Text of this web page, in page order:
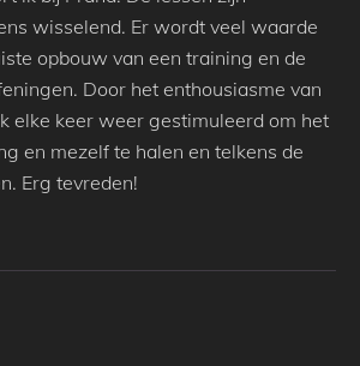
wisselend. Er wordt veel waarde
opbouw van een training en de
Door het enthousiasme van
elke keer weer gestimuleerd om het
en mezelf te halen en telkens de
Erg tevreden!